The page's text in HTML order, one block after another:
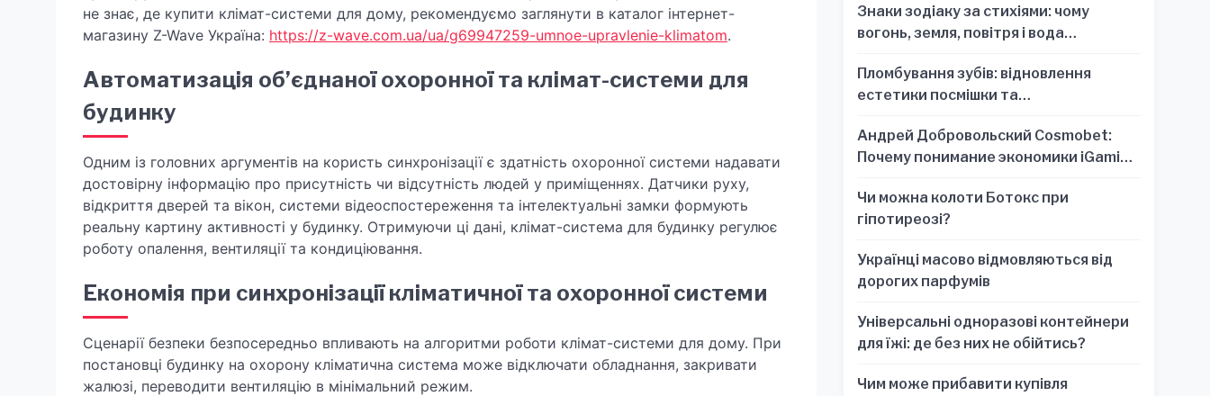
не знає, де купити клімат-системи для дому, рекомендуємо заглянути в каталог інтернет-
магазину Z-Wave Україна: https://z-wave.com.ua/ua/g69947259-umnoe-upravlenie-klimatom.
Автоматизація об’єднаної охоронної та клімат-системи для
будинку
Одним із головних аргументів на користь синхронізації є здатність охоронної системи надавати
достовірну інформацію про присутність чи відсутність людей у ​​приміщеннях. Датчики руху,
відкриття дверей та вікон, системи відеоспостереження та інтелектуальні замки формують
реальну картину активності у будинку. Отримуючи ці дані, клімат-система для будинку регулює
роботу опалення, вентиляції та кондиціювання.
Економія при синхронізації кліматичної та охоронної системи
Сценарії безпеки безпосередньо впливають на алгоритми роботи клімат-системи для дому. При
постановці будинку на охорону кліматична система може відключати обладнання, закривати
жалюзі, переводити вентиляцію в мінімальний режим.
Знаки зодіаку за стихіями: чому
вогонь, земля, повітря і вода
знак
Пломбування зубів: відновлення
естетики посмішки та
Андрей Добровольский Cosmobet:
Почему понимание экономики iGaming
решений
Чи можна колоти Ботокс при
гіпотиреозі?
Українці масово відмовляються від
дорогих парфумів
Універсальні одноразові контейнери
для їжі: де без них не обійтись?
Чим може прибавити купівля